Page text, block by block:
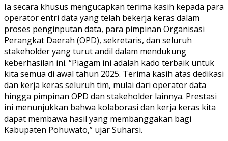
Ia secara khusus mengucapkan terima kasih kepada para
operator entri data yang telah bekerja keras dalam
proses penginputan data, para pimpinan Organisasi
Perangkat Daerah (OPD), sekretaris, dan seluruh
stakeholder yang turut andil dalam mendukung
keberhasilan ini. “Piagam ini adalah kado terbaik untuk
kita semua di awal tahun 2025. Terima kasih atas dedikasi
dan kerja keras seluruh tim, mulai dari operator data
hingga pimpinan OPD dan stakeholder lainnya. Prestasi
ini menunjukkan bahwa kolaborasi dan kerja keras kita
dapat membawa hasil yang membanggakan bagi
Kabupaten Pohuwato,” ujar Suharsi.